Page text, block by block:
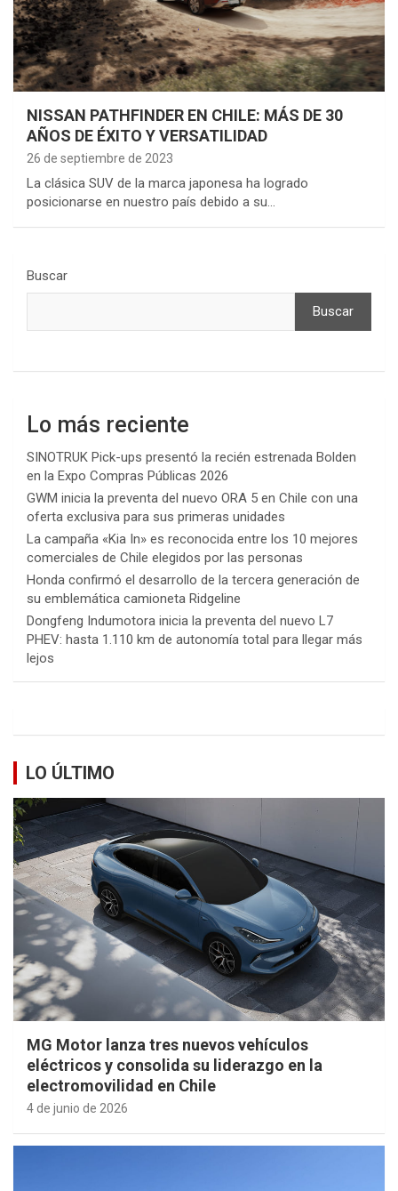
NISSAN PATHFINDER EN CHILE: MÁS DE 30
AÑOS DE ÉXITO Y VERSATILIDAD
26 de septiembre de 2023
La clásica SUV de la marca japonesa ha logrado
posicionarse en nuestro país debido a su…
Buscar
Buscar
Lo más reciente
SINOTRUK Pick-ups presentó la recién estrenada Bolden
en la Expo Compras Públicas 2026
GWM inicia la preventa del nuevo ORA 5 en Chile con una
oferta exclusiva para sus primeras unidades
La campaña «Kia In» es reconocida entre los 10 mejores
comerciales de Chile elegidos por las personas
Honda confirmó el desarrollo de la tercera generación de
su emblemática camioneta Ridgeline
Dongfeng Indumotora inicia la preventa del nuevo L7
PHEV: hasta 1.110 km de autonomía total para llegar más
lejos
LO ÚLTIMO
MG Motor lanza tres nuevos vehículos
eléctricos y consolida su liderazgo en la
electromovilidad en Chile
4 de junio de 2026